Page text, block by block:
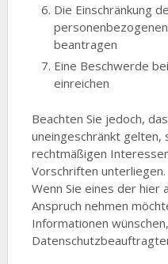
Die Einschränkung
beantragen
Eine Beschwerde
einreichen
Beachten Sie jedoch,
uneingeschränkt gelten,
rechtmäßigen
Vorschriften unterliegen.
Wenn Sie eines der hier
Anspruch nehmen
Informationen